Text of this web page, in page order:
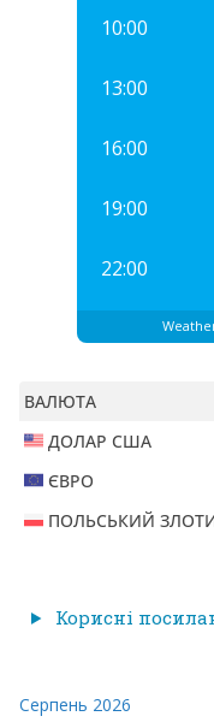
10:00
13:00
16:00
19:00
22:00
ВАЛЮТА
ДОЛАР США
ЄВРО
ПОЛЬСЬКИЙ
Корисні
Серпень 2026